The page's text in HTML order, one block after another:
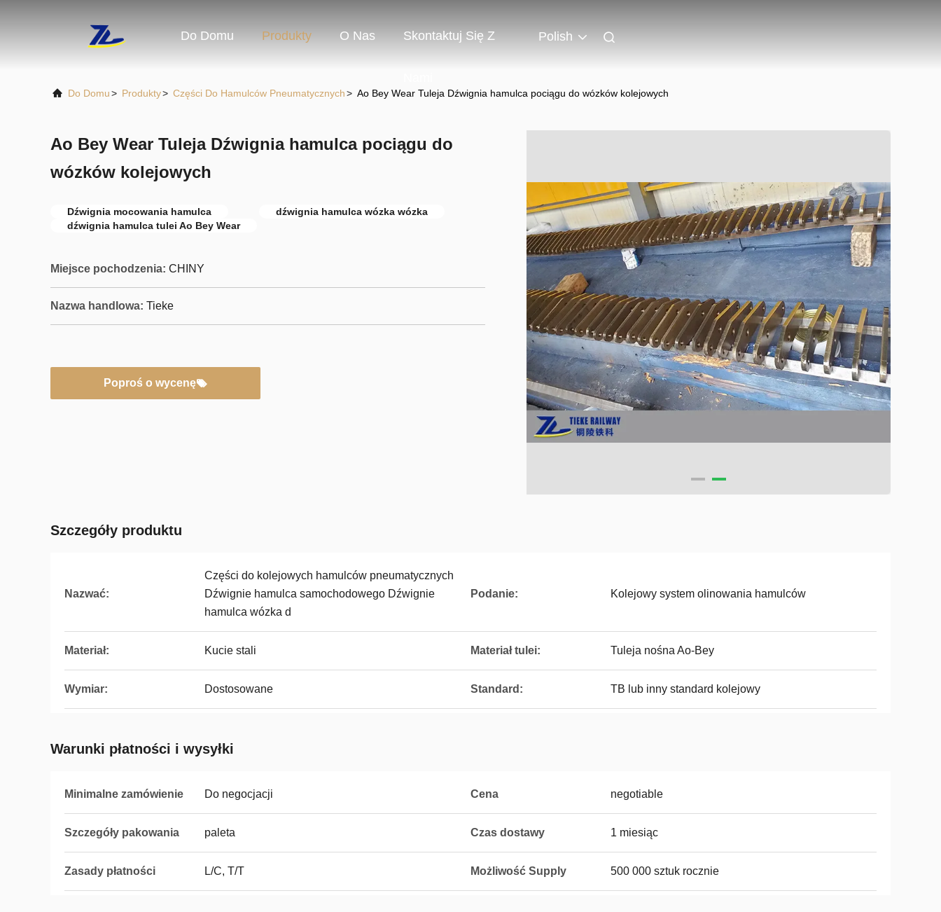
Do Domu Produkty O Nas Skontaktuj Się Z Polish
Do Domu> Produkty> Części Do Hamulców Pneumatycznych> Ao Bey Wear Tuleja Dźwignia hamulca pociągu do wózków kolejowych
Ao Bey Wear Tuleja Dźwignia hamulca pociągu do
wózków kolejowych
Dźwignia mocowania hamulca
dźwignia hamulca wózka wózka
dźwignia hamulca tulei Ao Bey Wear
Miejsce pochodzenia: CHINY
Nazwa handlowa: Tieke
Poproś o wycenę
Szczegóły produktu
Nazwać:
Części do kolejowych hamulców pneumatycznych
Dźwignie hamulca samochodowego Dźwignie
hamulca wózka d
Podanie: Kolejowy system olinowania hamulców
Materiał: Kucie stali Materiał tulei: Tuleja nośna Ao-Bey
Wymiar: Dostosowane Standard: TB lub inny standard kolejowy
Warunki płatności i wysyłki
Minimalne zamówienie Do negocjacji Cena negotiable
Szczegóły pakowania paleta Czas dostawy 1 miesiąc
Zasady płatności L/C, T/T Możliwość Supply 500 000 sztuk rocznie